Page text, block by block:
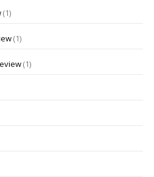
(1)
(1)
(1)